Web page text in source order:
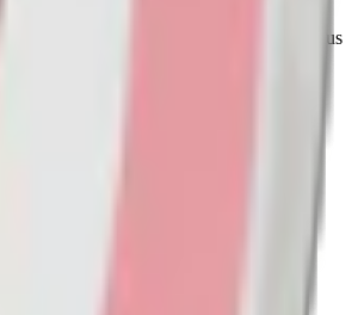
Ice Mint, och Peach & Mint. Med fokus